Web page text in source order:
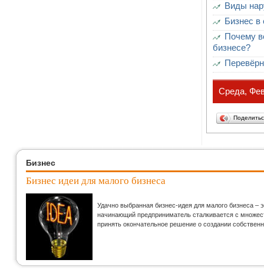
Виды
Бизнес в
Почему
бизнесе?
Среда,
Бизнес
Бизнес идеи для малого бизнеса
Удачно выбранная бизнес-идея для малого бизнеса
начинающий предприниматель сталкивается с
принять окончательное решение о создании